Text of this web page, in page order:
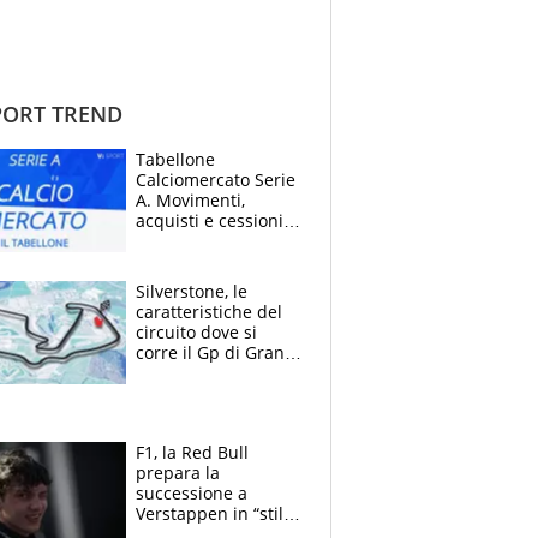
TREND
Tabellone
Calciomercato Serie
A. Movimenti,
acquisti e cessioni:
Silverstone, le
caratteristiche del
circuito dove si
corre il Gp di Gran
F1, la Red Bull
prepara la
successione a
Verstappen in “stile